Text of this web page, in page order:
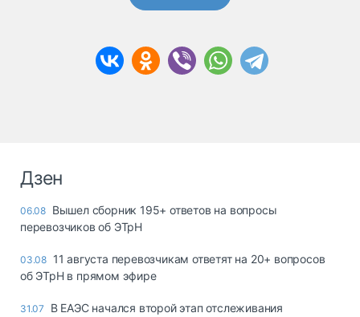
Дзен
06.08 Вышел сборник 195+ ответов на вопросы
перевозчиков об ЭТрН
03.08 11 августа перевозчикам ответят на 20+ вопросов
об ЭТрН в прямом эфире
31.07
В ЕАЭС начался второй этап отслеживания